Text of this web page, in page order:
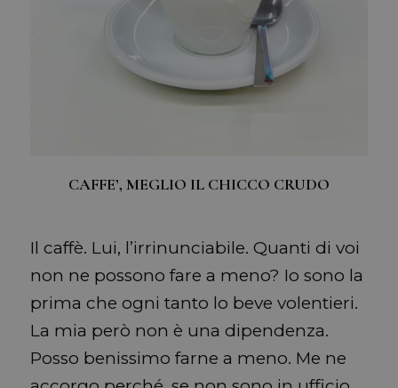
CAFFE’, MEGLIO IL CHICCO CRUDO
Il caffè. Lui, l’irrinunciabile. Quanti di voi
non ne possono fare a meno? Io sono la
prima che ogni tanto lo beve volentieri.
La mia però non è una dipendenza.
Posso benissimo farne a meno. Me ne